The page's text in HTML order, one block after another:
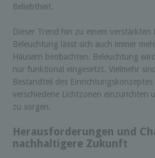
Beliebtheit.
Dieser Trend hin zu einem verstärkten
Beleuchtung lässt sich auch immer
Häusern beobachten. Beleuchtung
nur funktional eingesetzt. Vielmehr
Bestandteil des
verschiedene Lichtzonen einzurichten
zu sorgen.
Herausforderungen und
nachhaltigere Zukunft